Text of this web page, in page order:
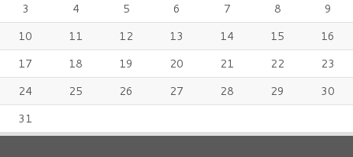
3
4 5 6 7 8
9
10
11 12 13 14 15
16
17
18 19 20 21 22
23
24
25 26 27 28 29
30
31